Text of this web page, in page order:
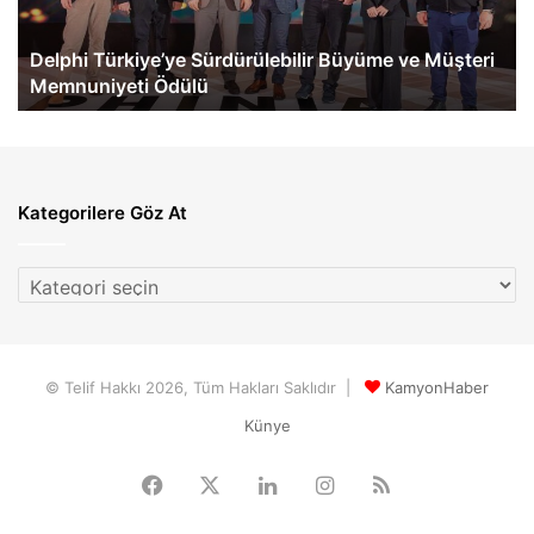
Memnuniyeti
Delphi Türkiye’ye Sürdürülebilir Büyüme ve Müşteri
Memnuniyeti Ödülü
Kategorilere Göz At
Kategorilere
Göz
© Telif Hakkı 2026, Tüm Hakları Saklıdır |
KamyonHaber
Künye
Facebook LinkedInInstagram
RSS